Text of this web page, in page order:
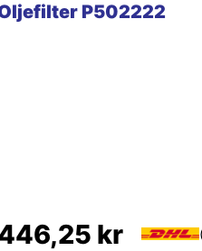
P502222
kr